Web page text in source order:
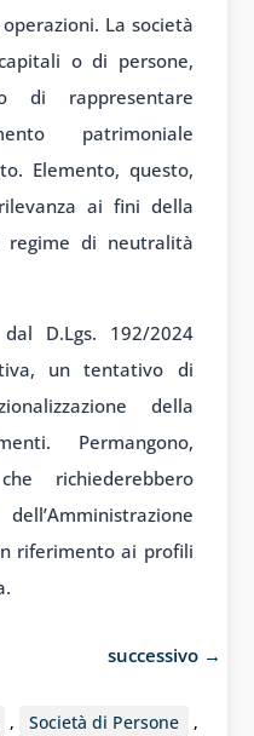
La società
o di persone,
di rappresentare
patrimoniale
Elemento, questo,
ai fini della
regime di neutralità
D.Lgs. 192/2024
un tentativo di
della
Permangono,
richiederebbero
riferimento ai profili
successivo →
, Società di Persone
,